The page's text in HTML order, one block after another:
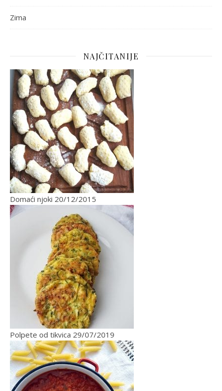
Zima
NAJČITANIJE
Domaći njoki 20/12/2015
Polpete od tikvica 29/07/2019